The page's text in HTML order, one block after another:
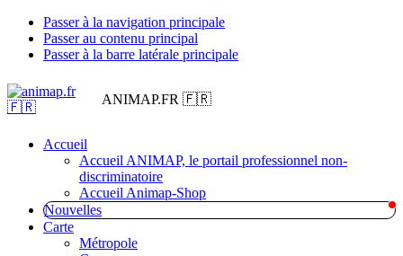
Passer à la navigation principale
Passer au contenu principal
Passer à la barre latérale principale
ANIMAP.FR 🇫🇷
Accueil
Accueil ANIMAP, le portail professionnel non-
discriminatoire
Accueil Animap-Shop
Nouvelles
Carte
Métropole